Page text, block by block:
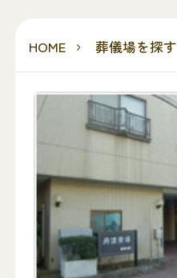
HOME 葬儀場を探す